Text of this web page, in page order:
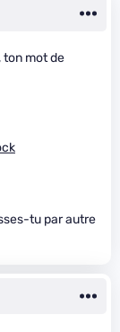
ton mot de
tu par autre